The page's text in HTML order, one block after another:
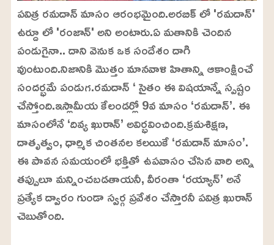
పవిత్ర రమదాన్ మాసం ఆరంభమైంది.అరబిక్ లో 'రమదాన్'
ఉర్దూ లో 'రంజాన్' అని అంటారు.ఏ మతానికి చెందిన
పండుగైనా.. దాని వెనుక ఒక సందేశం దాగి
వుంటుంది.నిజానికి మొత్తం మానవాళి హితాన్ని ఆకాంక్షించే
సందర్భమే పండుగ.రమదాన్ ‘ సైతం ఈ విషయాన్నే స్పష్టం
చేస్తోంది.ఇస్లామీయ కేలండర్లో 9వ మాసం ‘రమదాన్’. ఈ
మాసంలోనే ‘దివ్య ఖురాన్’ అవిర్భవించింది.క్రమశిక్షణ,
దాతృత్వం, ధార్మిక చింతనల కలయికే ‘రమదాన్ మాసం’.
ఈ పావన సమయంలో భక్తితో ఉపవాసం చేసిన వారి అన్ని
తప్పులూ మన్నించబడతాయనీ, వీరంతా ‘రయ్యాన్’ అనే
ప్రత్యేక ద్వారం గుండా స్వర్గ ప్రవేశం చేస్తారనీ పవిత్ర ఖురాన్
చెబుతోంది.